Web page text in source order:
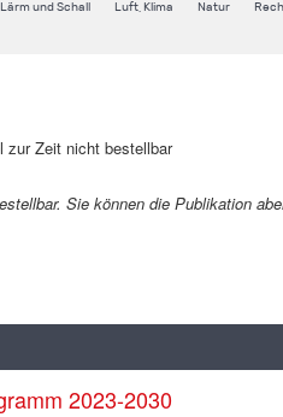
Lärm und Schall Luft, Klima Natur
zur Zeit nicht bestellbar
Sie können die Publikation
2023-2030